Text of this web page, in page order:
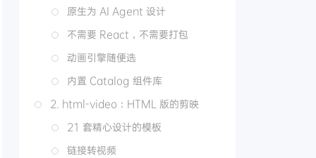
原生为 AI Agent 设计
不需要 React，不需要打包
动画引擎随便选
内置 Catalog 组件库
2. html-video：HTML 版的剪映
21 套精心设计的模板
链接转视频